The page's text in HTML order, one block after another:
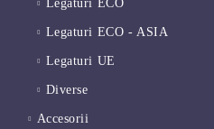
Legaturi ECO
Legaturi ECO - ASIA
Legaturi UE
Diverse
Accesorii